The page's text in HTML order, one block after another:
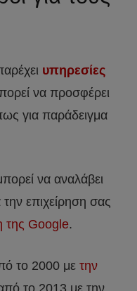
υπηρεσίες
να προσφέρει
για παράδειγμα
να αναλάβει
την επιχείρηση σας
της Google.
το 2000 με την